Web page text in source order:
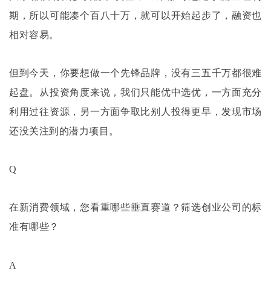
期，所以可能凑个百八十万，就可以开始起步了，融资也
相对容易。
但到今天，你要想做一个先锋品牌，没有三五千万都很难
起盘。从投资角度来说，我们只能优中选优，一方面充分
利用过往资源，另一方面争取比别人投得更早，发现市场
还没关注到的潜力项目。
Q
在新消费领域，您看重哪些垂直赛道？筛选创业公司的标
准有哪些？
A